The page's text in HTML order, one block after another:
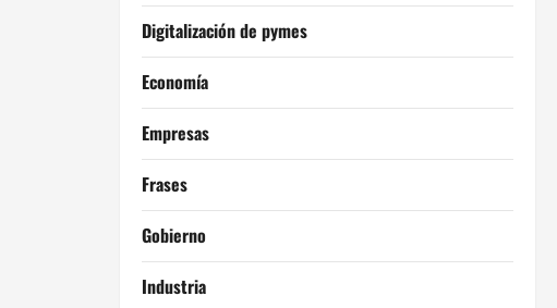
Digitalización de pymes
Economía
Empresas
Frases
Gobierno
Industria